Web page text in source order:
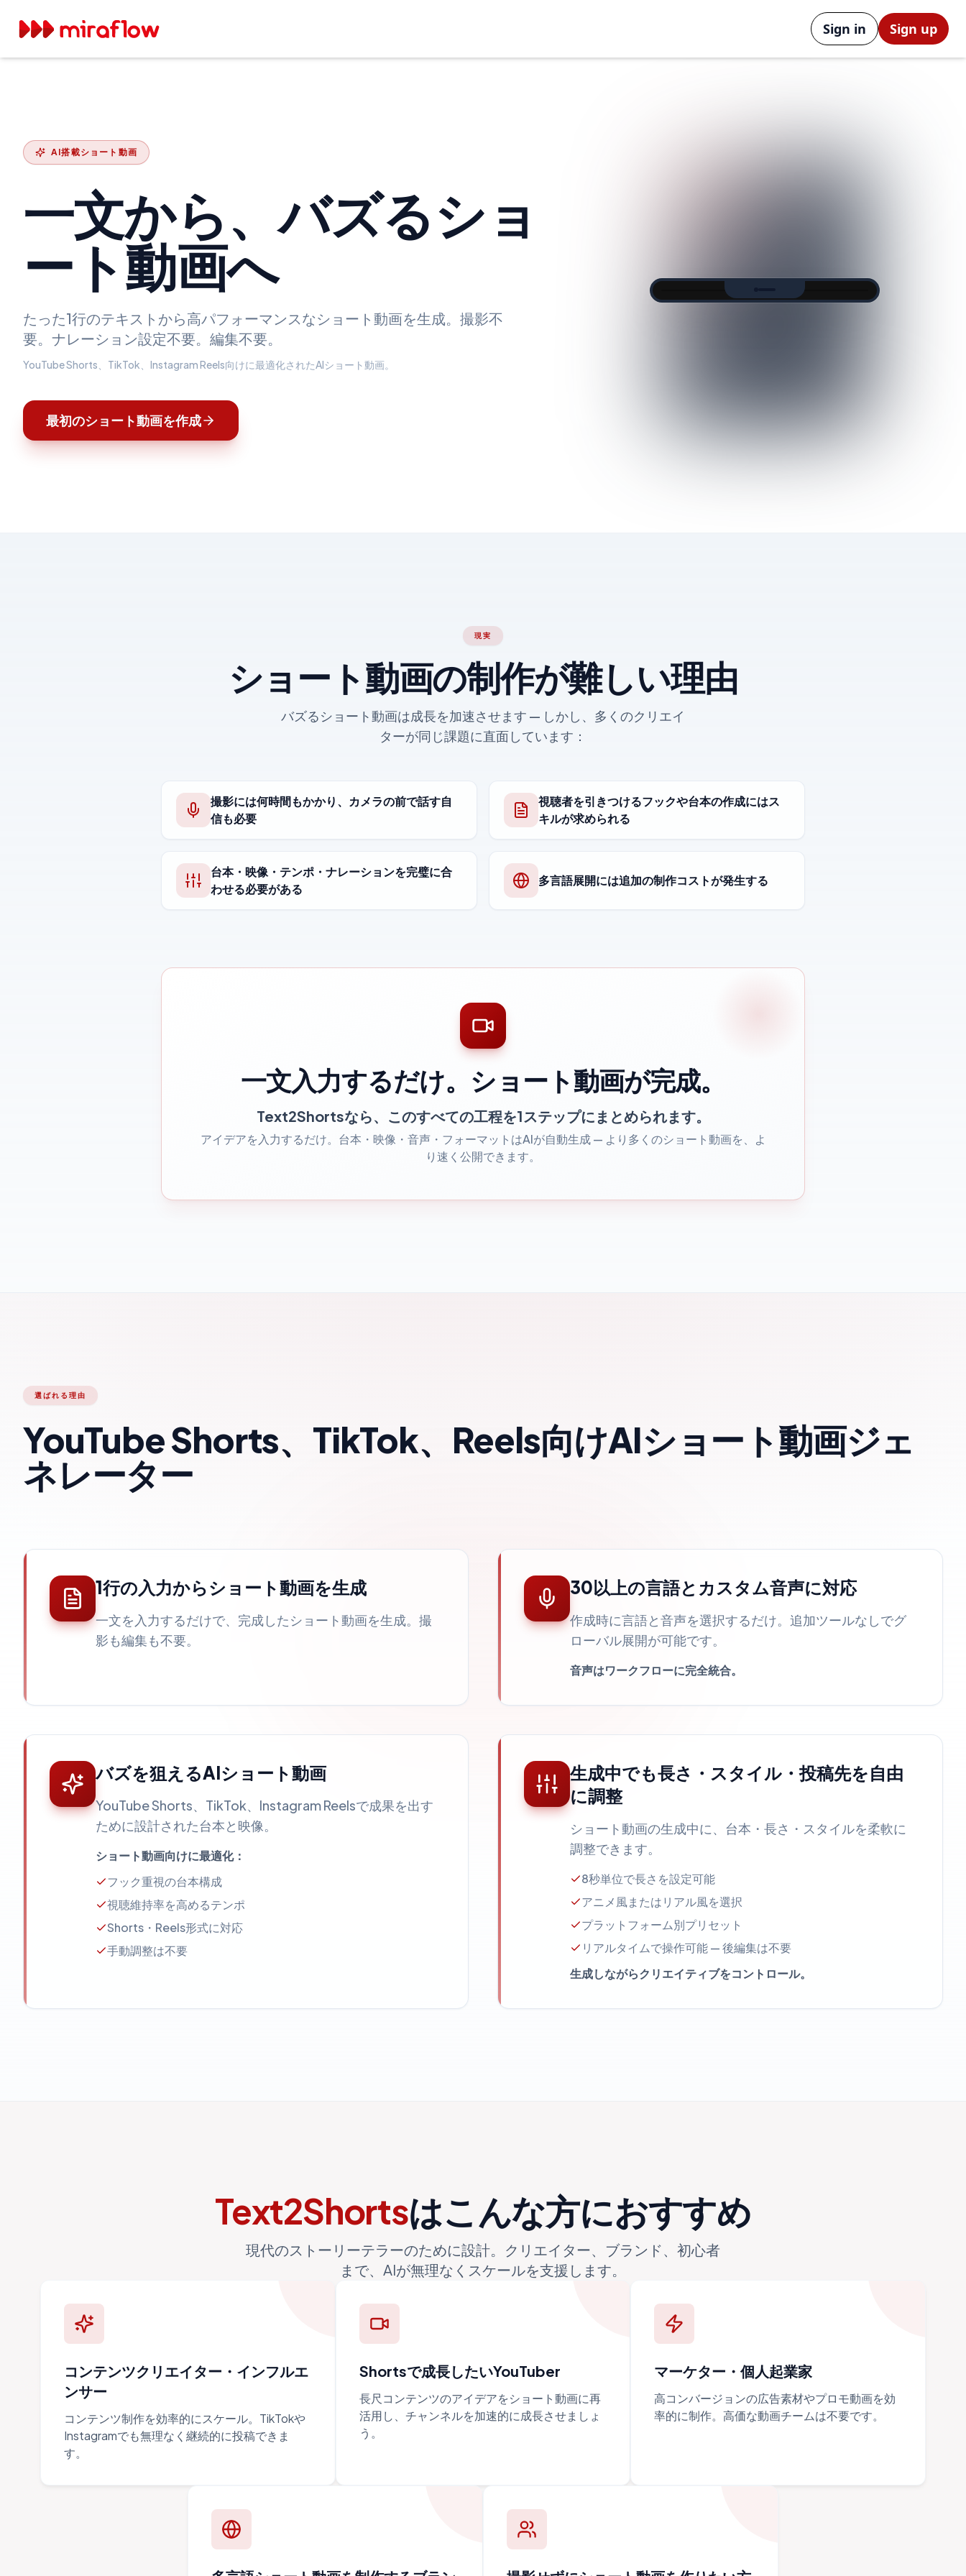
Sign in Sign up
AI搭載ショート動画
一文から、バズるショ
ート動画へ
たった1行のテキストから高パフォーマンスなショート動画を生成。撮影不
要。ナレーション設定不要。編集不要。
YouTube Shorts、TikTok、Instagram Reels向けに最適化されたAIショート動画。
最初のショート動画を作成
現実
ショート動画の制作が難しい理由
バズるショート動画は成長を加速させます — しかし、多くのクリエイ
ターが同じ課題に直面しています：
撮影には何時間もかかり、カメラの前で話す自
信も必要
視聴者を引きつけるフックや台本の作成にはス
キルが求められる
台本・映像・テンポ・ナレーションを完璧に合
わせる必要がある
多言語展開には追加の制作コストが発生する
一文入力するだけ。ショート動画が完成。
Text2Shortsなら、このすべての工程を1ステップにまとめられます。
アイデアを入力するだけ。台本・映像・音声・フォーマットはAIが自動生成 — より多くのショート動画を、よ
り速く公開できます。
選ばれる理由
YouTube Shorts、TikTok、Reels向けAIショート動画ジェ
ネレーター
1行の入力からショート動画を生成
一文を入力するだけで、完成したショート動画を生成。撮
影も編集も不要。
30以上の言語とカスタム音声に対応
作成時に言語と音声を選択するだけ。追加ツールなしでグ
ローバル展開が可能です。
音声はワークフローに完全統合。
バズを狙えるAIショート動画
YouTube Shorts、TikTok、Instagram Reelsで成果を出す
ために設計された台本と映像。
ショート動画向けに最適化：
フック重視の台本構成
視聴維持率を高めるテンポ
Shorts・Reels形式に対応
手動調整は不要
生成中でも長さ・スタイル・投稿先を自由
に調整
ショート動画の生成中に、台本・長さ・スタイルを柔軟に
調整できます。
8秒単位で長さを設定可能
アニメ風またはリアル風を選択
プラットフォーム別プリセット
リアルタイムで操作可能 — 後編集は不要
生成しながらクリエイティブをコントロール。
Text2Shortsはこんな方におすすめ
現代のストーリーテラーのために設計。クリエイター、ブランド、初心者
まで、AIが無理なくスケールを支援します。
コンテンツクリエイター・インフルエ
ンサー
コンテンツ制作を効率的にスケール。TikTokや
Instagramでも無理なく継続的に投稿できま
す。
Shortsで成長したいYouTuber
長尺コンテンツのアイデアをショート動画に再
活用し、チャンネルを加速的に成長させましょ
う。
マーケター・個人起業家
高コンバージョンの広告素材やプロモ動画を効
率的に制作。高価な動画チームは不要です。